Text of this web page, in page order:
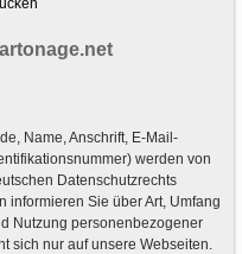
Name, Anschrift, E-Mail-
werden von
Datenschutzrechts
informieren Sie über Art, Umfang
Nutzung personenbezogener
sich nur auf unsere Webseiten.